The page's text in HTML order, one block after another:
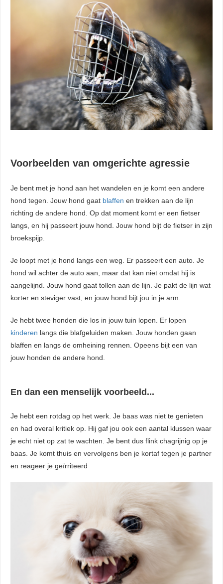
Voorbeelden van omgerichte agressie
Je bent met je hond aan het wandelen en je komt een andere
hond tegen. Jouw hond gaat blaffen en trekken aan de lijn
richting de andere hond. Op dat moment komt er een fietser
langs, en hij passeert jouw hond. Jouw hond bijt de fietser in zijn
broekspijp.
Je loopt met je hond langs een weg. Er passeert een auto. Je
hond wil achter de auto aan, maar dat kan niet omdat hij is
aangelijnd. Jouw hond gaat tollen aan de lijn. Je pakt de lijn wat
korter en steviger vast, en jouw hond bijt jou in je arm.
Je hebt twee honden die los in jouw tuin lopen. Er lopen
kinderen langs die blafgeluiden maken. Jouw honden gaan
blaffen en langs de omheining rennen. Opeens bijt een van
jouw honden de andere hond.
En dan een menselijk voorbeeld...
Je hebt een rotdag op het werk. Je baas was niet te genieten
en had overal kritiek op. Hij gaf jou ook een aantal klussen waar
je echt niet op zat te wachten. Je bent dus flink chagrijnig op je
baas. Je komt thuis en vervolgens ben je kortaf tegen je partner
en reageer je geïrriteerd